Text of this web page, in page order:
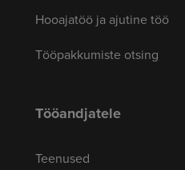
Hooajatöö ja ajutine töö
Tööpakkumiste otsing
Tööandjatele
Teenused